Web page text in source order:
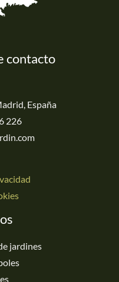
contacto
España
226
jardines